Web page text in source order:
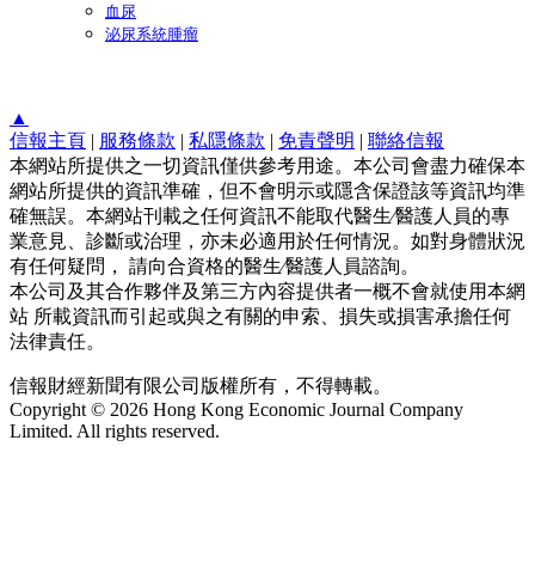
血尿
泌尿系統腫瘤
▲
信報主頁 | 服務條款 | 私隱條款 | 免責聲明 | 聯絡信報
本網站所提供之一切資訊僅供參考用途。本公司會盡力確保本
網站所提供的資訊準確，但不會明示或隱含保證該等資訊均準
確無誤。本網站刊載之任何資訊不能取代醫生∕醫護人員的專
業意見、診斷或治理，亦未必適用於任何情況。如對身體狀況
有任何疑問， 請向合資格的醫生∕醫護人員諮詢。
本公司及其合作夥伴及第三方內容提供者一概不會就使用本網
站 所載資訊而引起或與之有關的申索、損失或損害承擔任何
法律責任。
信報財經新聞有限公司版權所有，不得轉載。
Copyright © 2026 Hong Kong Economic Journal Company
Limited. All rights reserved.